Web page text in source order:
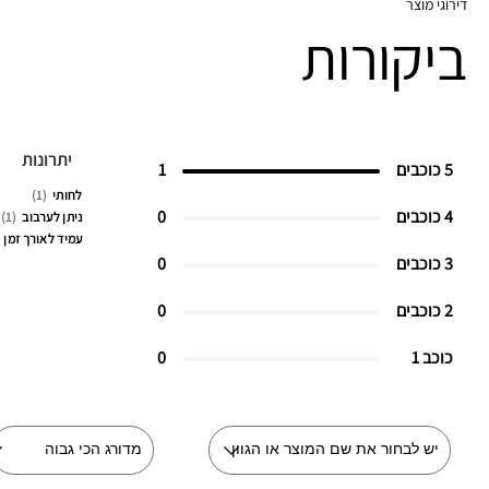
דירוגי מוצר
ביקורות
5 כוכבים 1
4 כוכבים 0
3 כוכבים 0
2 כוכבים 0
כוכב 1 0
יתרונות
לחותי
1
ניתן לערבוב
1
עמיד לאורך זמן